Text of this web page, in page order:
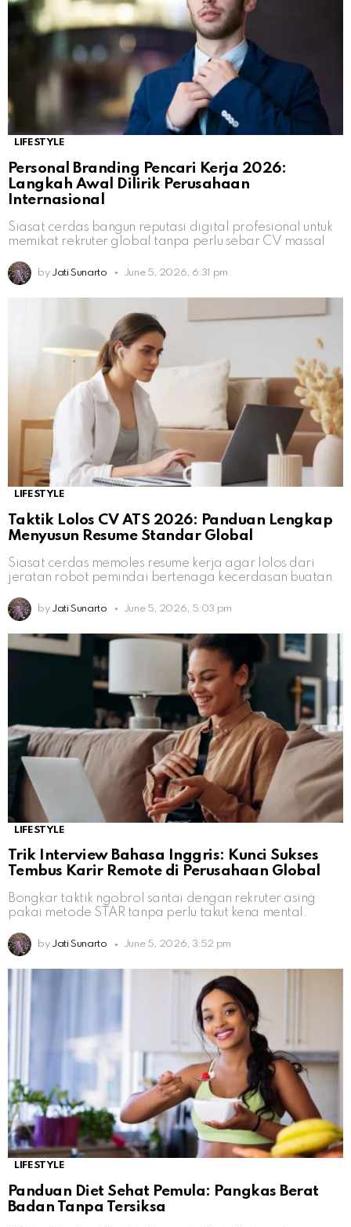
LIFESTYLE
Personal Branding Pencari Kerja 2026:
Langkah Awal Dilirik Perusahaan
Internasional
Siasat cerdas bangun reputasi digital profesional untuk
memikat rekruter global tanpa perlu sebar CV massal
by Jati Sunarto June 5, 2026, 6:31 pm
LIFESTYLE
Taktik Lolos CV ATS 2026: Panduan Lengkap
Menyusun Resume Standar Global
Siasat cerdas memoles resume kerja agar lolos dari
jeratan robot pemindai bertenaga kecerdasan buatan.
by Jati Sunarto June 5, 2026, 5:03 pm
LIFESTYLE
Trik Interview Bahasa Inggris: Kunci Sukses
Tembus Karir Remote di Perusahaan Global
Bongkar taktik ngobrol santai dengan rekruter asing
pakai metode STAR tanpa perlu takut kena mental.
by Jati Sunarto June 5, 2026, 3:52 pm
LIFESTYLE
Panduan Diet Sehat Pemula: Pangkas Berat
Badan Tanpa Tersiksa